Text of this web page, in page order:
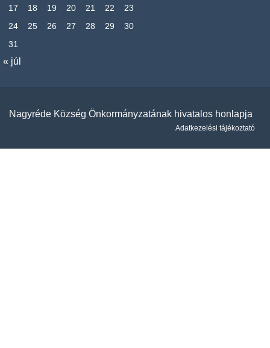
17
18 19 20 21 22
23
24
25 26 27 28 29
30
31
« júl
Nagyréde Község Önkormányzatának hivatalos honlapja
Adatkezelési tájékoztató